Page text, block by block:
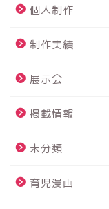
個人制作
制作実績
展示会
掲載情報
未分類
育児漫画